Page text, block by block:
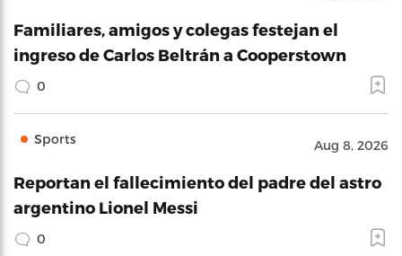
Familiares, amigos y colegas festejan el
ingreso de Carlos Beltrán a Cooperstown
0
Sports Aug 8, 2026
Reportan el fallecimiento del padre del astro
argentino Lionel Messi
0